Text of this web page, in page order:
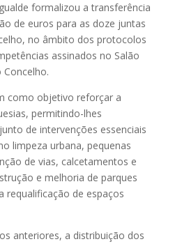
formalizou a transferência
de euros para as doze juntas
no âmbito dos protocolos
assinados no Salão
como objetivo reforçar a
permitindo-lhes
de intervenções essenciais
limpeza urbana, pequenas
de vias, calcetamentos e
e melhoria de parques
requalificação de espaços
anteriores, a distribuição dos